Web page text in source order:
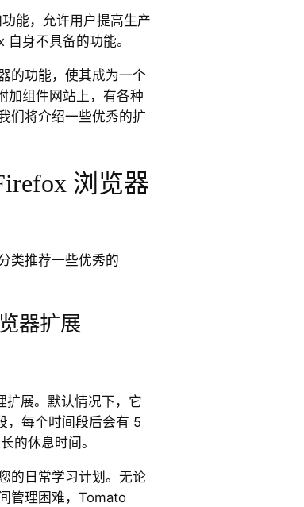
能，允许用户提高生产
身不具备的功能。
的功能，使其成为一个
加组件网站上，有各种
们将介绍一些优秀的扩
浏览器
类推荐一些优秀的
器扩展
展。默认情况下，它
，每个时间段后会有 5
的休息时间。
的日常学习计划。无论
管理困难，Tomato